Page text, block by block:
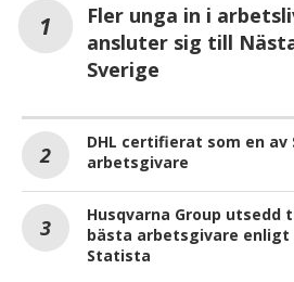
Fler unga in i
ansluter sig till
Sverige
DHL certifierat som en av
arbetsgivare
Husqvarna Group utsedd
bästa arbetsgivare enligt
Statista